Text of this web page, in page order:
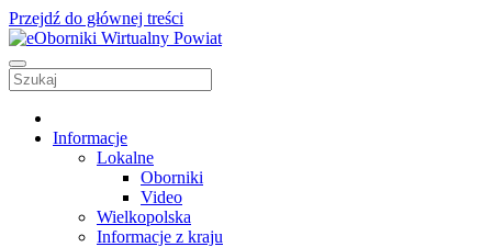
Przejdź do głównej treści
Informacje
Lokalne
Oborniki
Video
Wielkopolska
Informacje z kraju